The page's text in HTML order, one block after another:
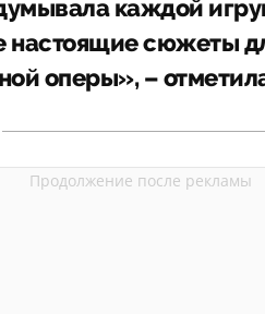
каждой
настоящие сюжеты
оперы», –